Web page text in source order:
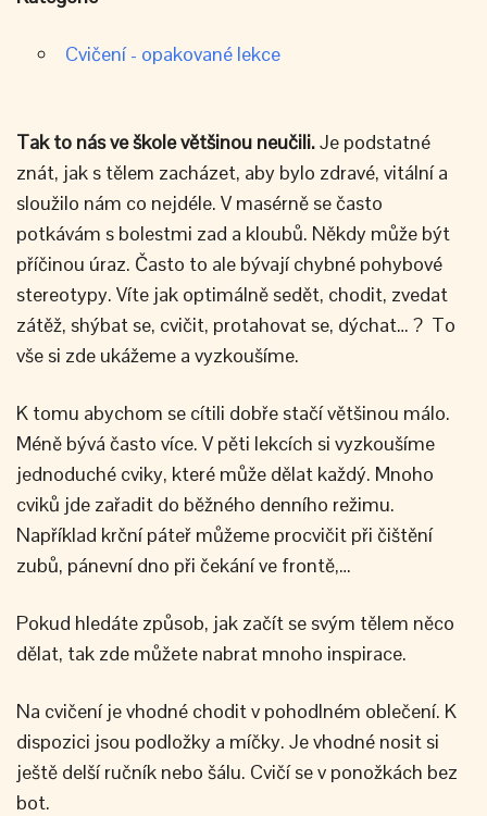
Cvičení - opakované lekce
Tak to nás ve škole většinou neučili.Je podstatné
znát, jak s tělem zacházet, aby bylo zdravé, vitální a
sloužilo nám co nejdéle. V masérně se často
potkávám s bolestmi zad a kloubů. Někdy může být
příčinou úraz. Často to ale bývají chybné pohybové
stereotypy. Víte jak optimálně sedět, chodit, zvedat
zátěž, shýbat se, cvičit, protahovat se, dýchat… ? To
vše si zde ukážeme a vyzkoušíme.
K tomu abychom se cítili dobře stačí většinou málo.
Méně bývá často více. V pěti lekcích si vyzkoušíme
jednoduché cviky, které může dělat každý. Mnoho
cviků jde zařadit do běžného denního režimu.
Například krční páteř můžeme procvičit při čištění
zubů, pánevní dno při čekání ve frontě,…
Pokud hledáte způsob, jak začít se svým tělem něco
dělat, tak zde můžete nabrat mnoho inspirace.
Na cvičení je vhodné chodit v pohodlném oblečení. K
dispozici jsou podložky a míčky. Je vhodné nosit si
ještě delší ručník nebo šálu. Cvičí se v ponožkách bez
bot.